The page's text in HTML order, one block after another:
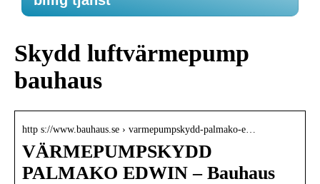
Skydd luftvärmepump
bauhaus
http s://www.bauhaus.se › varmepumpskydd-palmako-e…
VÄRMEPUMPSKYDD
PALMAKO EDWIN – Bauhaus